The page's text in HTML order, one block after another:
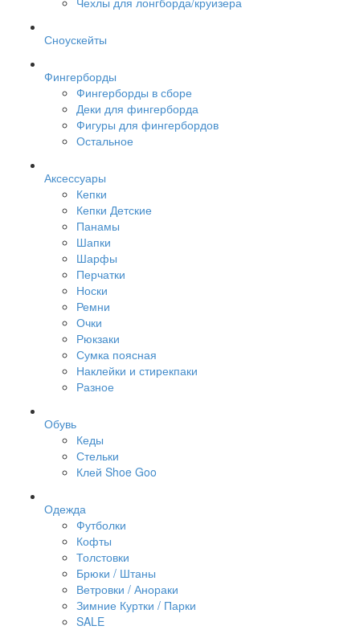
Сноускейты
Фингерборды
Фингерборды в сборе
Деки для фингерборда
Фигуры для фингербордов
Остальное
Аксессуары
Кепки
Кепки Детские
Панамы
Шапки
Шарфы
Перчатки
Носки
Ремни
Очки
Рюкзаки
Сумка поясная
Наклейки и стирекпаки
Разное
Обувь
Кеды
Стельки
Клей Shoe Goo
Одежда
Футболки
Кофты
Толстовки
Брюки / Штаны
Ветровки / Анораки
Зимние Куртки / Парки
SALE